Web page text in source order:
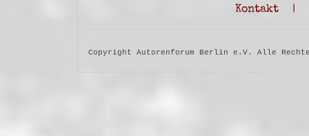
Kontakt |
Copyright Autorenforum Berlin e.V. Alle